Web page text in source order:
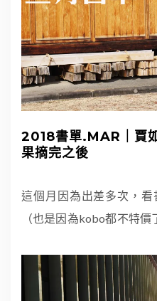
2018書單.MAR｜賈
果摘完之後
這個月因為出差多次，
（也是因為kobo都不特